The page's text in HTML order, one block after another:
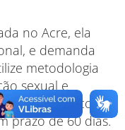
no Acre, ela
e demanda
metodologia
sexual e
básico e
prazo de 60 dias.